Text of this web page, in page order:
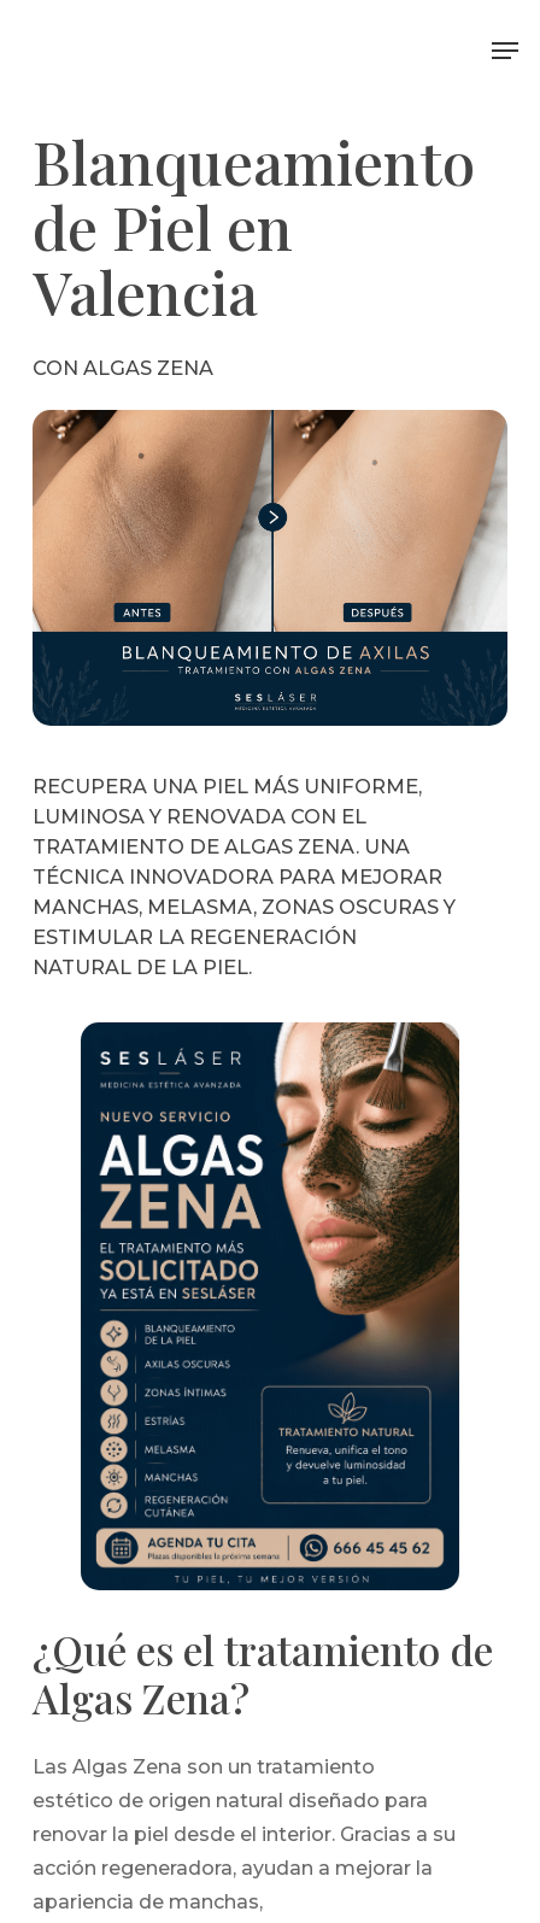
Blanqueamiento
de Piel en
Valencia
CON ALGAS ZENA
RECUPERA UNA PIEL MÁS UNIFORME,
LUMINOSA Y RENOVADA CON EL
TRATAMIENTO DE ALGAS ZENA. UNA
TÉCNICA INNOVADORA PARA MEJORAR
MANCHAS, MELASMA, ZONAS OSCURAS Y
ESTIMULAR LA REGENERACIÓN
NATURAL DE LA PIEL.
¿Qué es el tratamiento de
Algas Zena?
Las Algas Zena son un tratamiento
estético de origen natural diseñado para
renovar la piel desde el interior. Gracias a su
acción regeneradora, ayudan a mejorar la
apariencia de manchas,